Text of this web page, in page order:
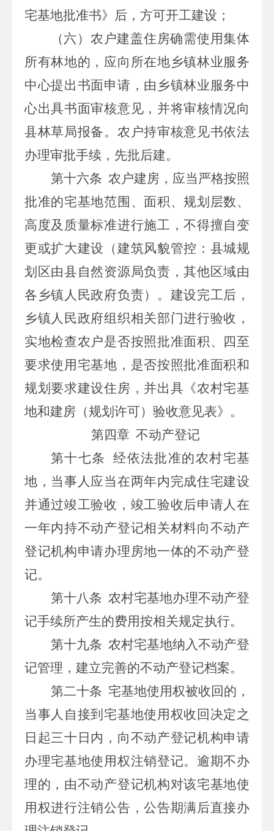
宅基地批准书》后，方可开工建设；
（六）农户建盖住房确需使用集体
所有林地的，应向所在地乡镇林业服务
中心提出书面申请，由乡镇林业服务中
心出具书面审核意见，并将审核情况向
县林草局报备。农户持审核意见书依法
办理审批手续，先批后建。
第十六条 农户建房，应当严格按照
批准的宅基地范围、面积、规划层数、
高度及质量标准进行施工，不得擅自变
更或扩大建设（建筑风貌管控：县城规
划区由县自然资源局负责，其他区域由
各乡镇人民政府负责）。建设完工后，
乡镇人民政府组织相关部门进行验收，
实地检查农户是否按照批准面积、四至
要求使用宅基地，是否按照批准面积和
规划要求建设住房，并出具《农村宅基
地和建房（规划许可）验收意见表》。
第四章 不动产登记
第十七条
经依法批准的农村宅基
地，当事人应当在两年内完成住宅建设
并通过竣工验收，竣工验收后申请人在
一年内持不动产登记相关材料向不动产
登记机构申请办理房地一体的不动产登
记。
第十八条 农村宅基地办理不动产登
记手续所产生的费用按相关规定执行。
第十九条 农村宅基地纳入不动产登
记管理，建立完善的不动产登记档案。
第二十条 宅基地使用权被收回的，
当事人自接到宅基地使用权收回决定之
日起三十日内，向不动产登记机构申请
办理宅基地使用权注销登记。逾期不办
理的，由不动产登记机构对该宅基地使
用权进行注销公告，公告期满后直接办